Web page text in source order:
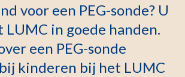
voor een PEG-sonde? U
in goede handen.
een PEG-sonde
kinderen bij het LUMC